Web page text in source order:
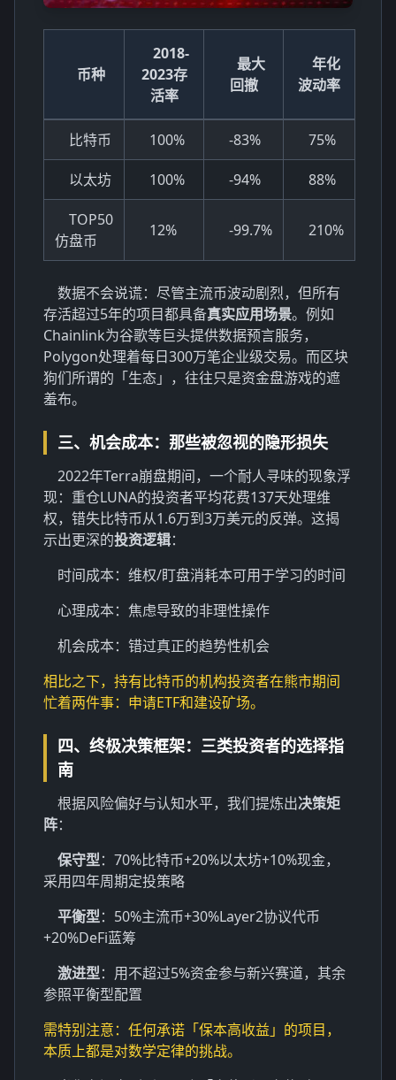
币种
2018-
2023存
活率
最大
回撤
年化
波动率
比特币 100% -83% 75%
以太坊 100% -94% 88%
TOP50
仿盘币
12% -99.7% 210%
数据不会说谎：尽管主流币波动剧烈，但所有
存活超过5年的项目都具备真实应用场景。例如
Chainlink为谷歌等巨头提供数据预言服务，
Polygon处理着每日300万笔企业级交易。而区块
狗们所谓的「生态」，往往只是资金盘游戏的遮
羞布。
三、机会成本：那些被忽视的隐形损失
2022年Terra崩盘期间，一个耐人寻味的现象浮
现：重仓LUNA的投资者平均花费137天处理维
权，错失比特币从1.6万到3万美元的反弹。这揭
示出更深的投资逻辑：
时间成本：维权/盯盘消耗本可用于学习的时间
心理成本：焦虑导致的非理性操作
机会成本：错过真正的趋势性机会
相比之下，持有比特币的机构投资者在熊市期间
忙着两件事：申请ETF和建设矿场。
四、终极决策框架：三类投资者的选择指
南
根据风险偏好与认知水平，我们提炼出决策矩
阵：
保守型：70%比特币+20%以太坊+10%现金，
采用四年周期定投策略
平衡型：50%主流币+30%Layer2协议代币
+20%DeFi蓝筹
激进型：用不超过5%资金参与新兴赛道，其余
参照平衡型配置
需特别注意：任何承诺「保本高收益」的项目，
本质上都是对数学定律的挑战。